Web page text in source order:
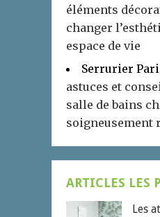
éléments
changer
espace de vie
Serrurier
astuces et
salle de bains
soigneusement
ARTICLES LES
Les